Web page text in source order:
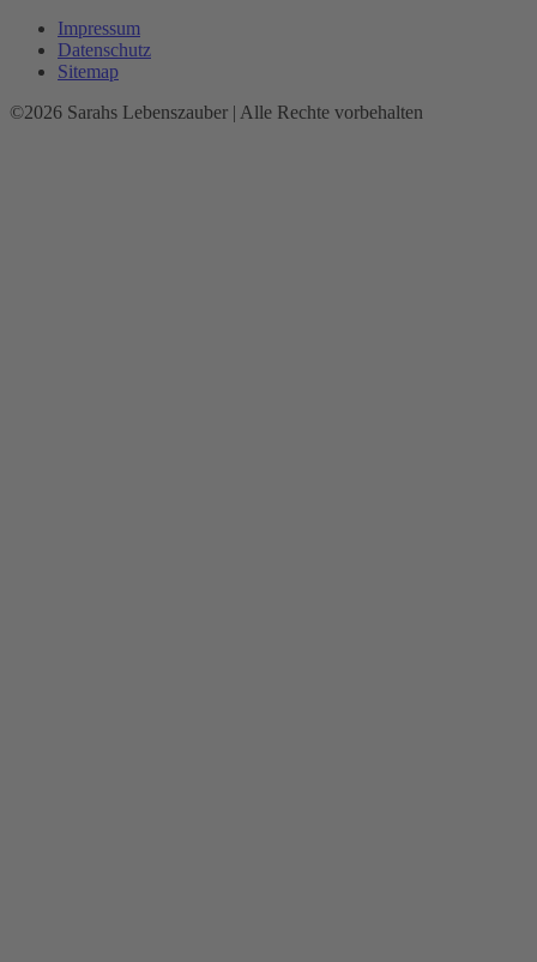
Impressum
Datenschutz
Sitemap
©2026 Sarahs Lebenszauber | Alle Rechte vorbehalten